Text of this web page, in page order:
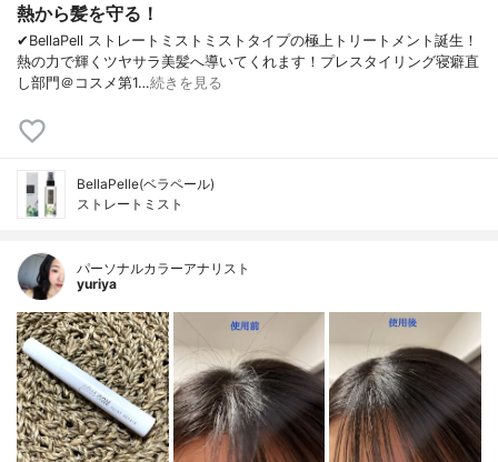
熱から髪を守る！
✔︎BellaPell ストレートミストミストタイプの極上トリートメント誕生！
熱の力で輝くツヤサラ美髪へ導いてくれます！プレスタイリング寝癖直
し部門＠コスメ第1…続きを見る
BellaPelle(ベラペール)
ストレートミスト
パーソナルカラーアナリスト
yuriya